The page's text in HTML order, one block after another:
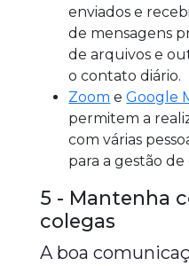
enviados e
de mensagens
de arquivos e
o contato diário.
Zoom eGoogle
permitem a
com várias
para a gestão
5 - Mantenha
colegas
A boa